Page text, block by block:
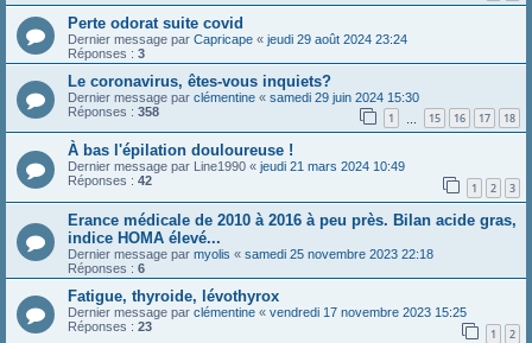
Perte odorat suite covid
Dernier message par Capricape « jeudi 29 août 2024 23:24
Réponses : 3
Le coronavirus, êtes-vous inquiets?
Dernier message par clémentine « samedi 29 juin 2024 15:30
Réponses : 358 1 15 16 17 18
À bas l'épilation douloureuse !
Dernier message par Line1990 « jeudi 21 mars 2024 10:49
Réponses : 42 1 2 3
Erance médicale de 2010 à 2016 à peu près. Bilan acide gras,
indice HOMA élevé...
Dernier message par myolis « samedi 25 novembre 2023 22:18
Réponses : 6
Fatigue, thyroide, lévothyrox
Dernier message par clémentine « vendredi 17 novembre 2023 15:25
Réponses : 23 1 2